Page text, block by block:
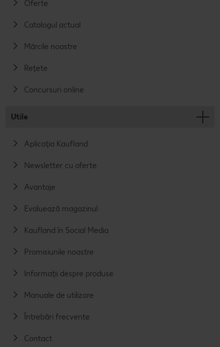
Oferte
Catalogul actual
Mărcile noastre
Rețete
Concursuri online
Utile
Aplicația Kaufland
Newsletter cu oferte
Avantaje
Evaluează magazinul
Kaufland în Social Media
Promisiunile noastre
Informații despre produse
Manuale de utilizare
Întrebări frecvente
Contact